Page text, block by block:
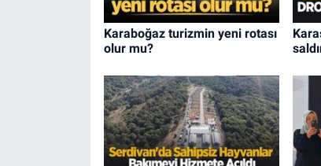
Karaboğaz turizmin yeni rotası
olur mu?